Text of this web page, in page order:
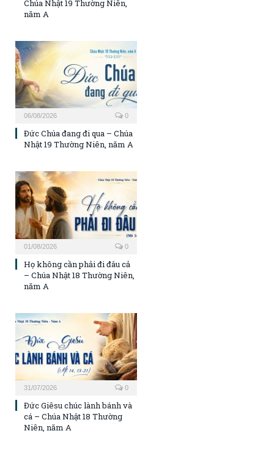
Chúa Nhật 19 Thường Niên,
năm A
06/08/2026 0
Đức Chúa đang đi qua – Chúa
Nhật 19 Thường Niên, năm A
01/08/2026 0
Họ không cần phải đi đâu cả
– Chúa Nhật 18 Thường Niên,
năm A
31/07/2026 0
Đức Giêsu chúc lành bánh và
cá – Chúa Nhật 18 Thường
Niên, năm A